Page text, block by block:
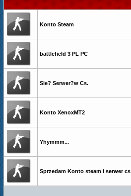
Konto Steam
battlefield 3 PL PC
Sie? Serwer?w Cs.
Konto XenoxMT2
Yhymmm...
Sprzedam Konto steam i serwer cs